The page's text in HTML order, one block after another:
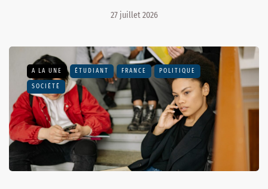
27 juillet 2026
A LA UNE ÉTUDIANT FRANCE POLITIQUE
SOCIÉTÉ